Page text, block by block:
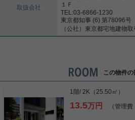
取扱会社
１Ｆ
TEL:03-6866-1230
東京都知事 (6) 第78096号
（公社）東京都宅地建物
この物件の
1階/ 2K（25.50㎡）
13.5万円 （管理費